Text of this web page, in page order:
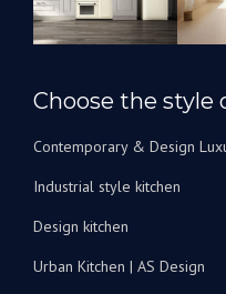
salles
bain.
Choose the style
Contemporary & Design
Industrial style kitchen
Design kitchen
Urban Kitchen | AS Design